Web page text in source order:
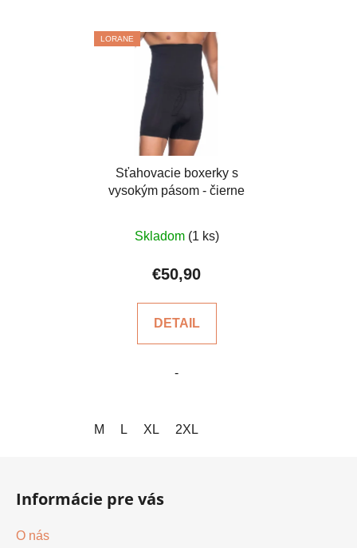
LORANE
Sťahovacie boxerky s
vysokým pásom - čierne
Skladom (1 ks)
€50,90
DETAIL
-
M L XL 2XL
Informácie pre vás
O nás